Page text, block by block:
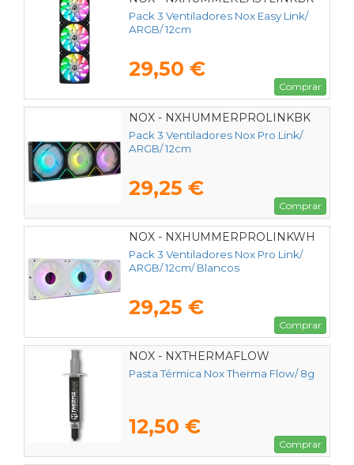
Pack 3 Ventiladores Nox Easy Link/
ARGB/ 12cm
29,50 €
Comprar
NOX - NXHUMMERPROLINKBK
Pack 3 Ventiladores Nox Pro Link/
ARGB/ 12cm
29,25 €
Comprar
NOX - NXHUMMERPROLINKWH
Pack 3 Ventiladores Nox Pro Link/
ARGB/ 12cm/ Blancos
29,25 €
Comprar
NOX - NXTHERMAFLOW
Pasta Térmica Nox Therma Flow/ 8g
12,50 €
Comprar